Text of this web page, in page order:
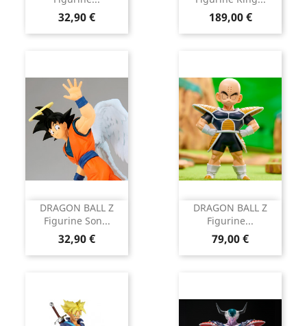
Prix
32,90 € Prix
189,00 €
DRAGON BALL Z
Figurine Son...
Prix
32,90 €
DRAGON BALL Z
Figurine...
Prix
79,00 €